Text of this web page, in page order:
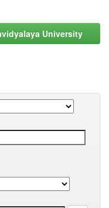
University